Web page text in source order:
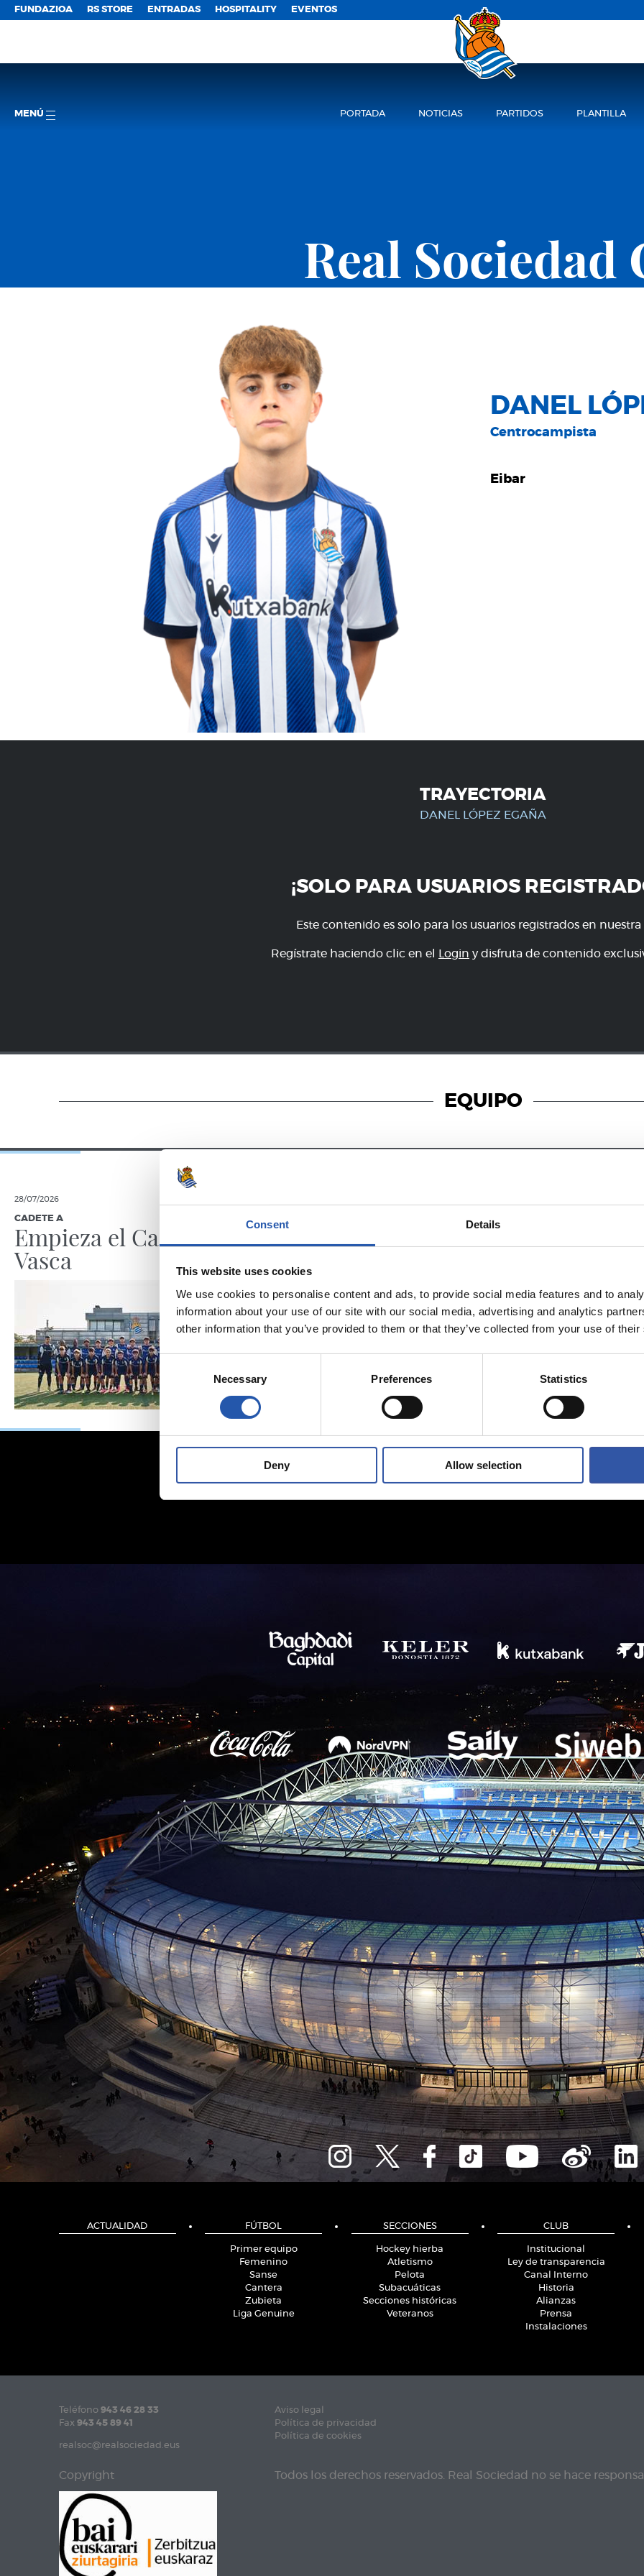
Consent Details
This website uses cookies
We use cookies to personalise content and ads, to provide social media features and to
information about your use of our site with our social media, advertising and analytics
other information that you’ve provided to them or that they’ve collected from your use of
Consent
Selection
Necessary Preferences Statistics
Deny Allow selection
FUNDAZIOA RS STORE ENTRADAS HOSPITALITY EVENTOS
MENÚ PORTADA NOTICIAS PARTIDOS PLANTILLA
Real Sociedad
DANEL
Centrocampista
Eibar
TRAYECTORIA
DANEL LÓPEZ EGAÑA
¡SOLO PARA USUARIOS
Este contenido es solo para los usuarios registrados en nuestra
Regístrate haciendo clic en el Login y disfruta de contenido
EQUIPO
28/07/2026
CADETE A
Empieza el Cadete
Vasca
Empiezan los cadetes
CADETE A
Arrancan los
ACTUALIDAD FÚTBOL
Primer equipo
Femenino
Sanse
Cantera
Zubieta
Liga Genuine
SECCIONES
Hockey hierba
Atletismo
Pelota
Subacuáticas
Secciones históricas
Veteranos
CLUB
Institucional
Ley de transparencia
Canal Interno
Historia
Alianzas
Prensa
Instalaciones
Teléfono 943 46 28 33
Fax 943 45 89 41
realsoc@realsociedad.eus
Aviso legal
Política de privacidad
Política de cookies
Copyright Todos los derechos reservados. Real Sociedad no se hace